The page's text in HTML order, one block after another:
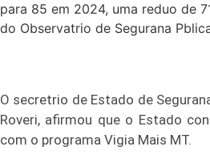
para 85 em 2024, uma reduo de
do Observatrio de Segurana
O secretrio de Estado de
Roveri, afirmou que o Estado
com o programa Vigia Mais MT.